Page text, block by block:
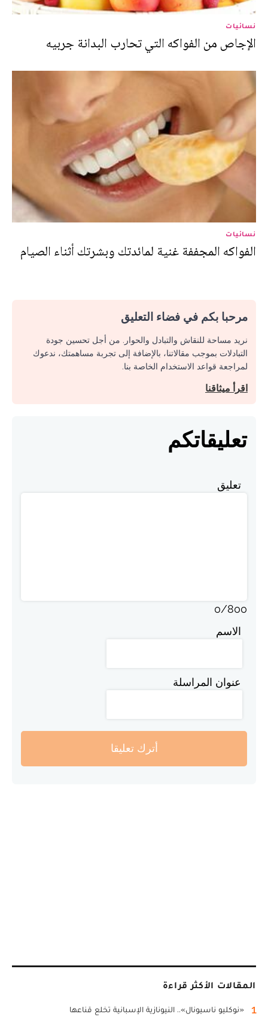
نسائيات
الإجاص من الفواكه التي تحارب البدانة جربيه
نسائيات
الفواكه المجففة غنية لمائدتك وبشرتك أثناء الصيام
مرحبا بكم في فضاء التعليق
نريد مساحة للنقاش والتبادل والحوار. من أجل تحسين جودة
التبادلات بموجب مقالاتنا، بالإضافة إلى تجربة مساهمتك، ندعوك
لمراجعة قواعد الاستخدام الخاصة بنا.
اقرأ ميثاقنا
تعليقاتكم
تعليق
0/800
الاسم
عنوان المراسلة
أترك تعليقا
المقالات الأكثر قراءة
1 «نوكليو ناسيونال».. النيونازية الإسبانية تخلع قناعها